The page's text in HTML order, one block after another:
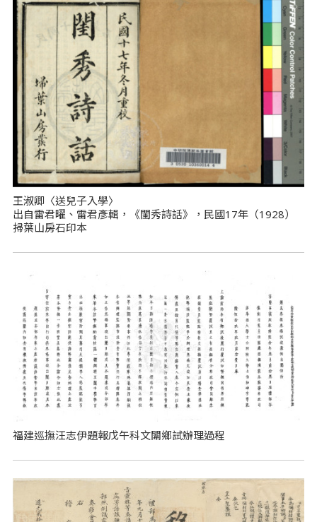
王淑卿〈送兒子入學〉
出自雷君曜、雷君彥輯，《閨秀詩話》，民國17年（1928）
掃葉山房石印本
福建巡撫汪志伊題報戊午科文闈鄉試辦理過程